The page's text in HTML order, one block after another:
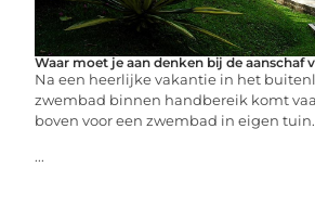
Waar moet je aan denken bij de aanschaf
Na een heerlijke vakantie in het
zwembad binnen handbereik komt
boven voor een zwembad in eigen
...